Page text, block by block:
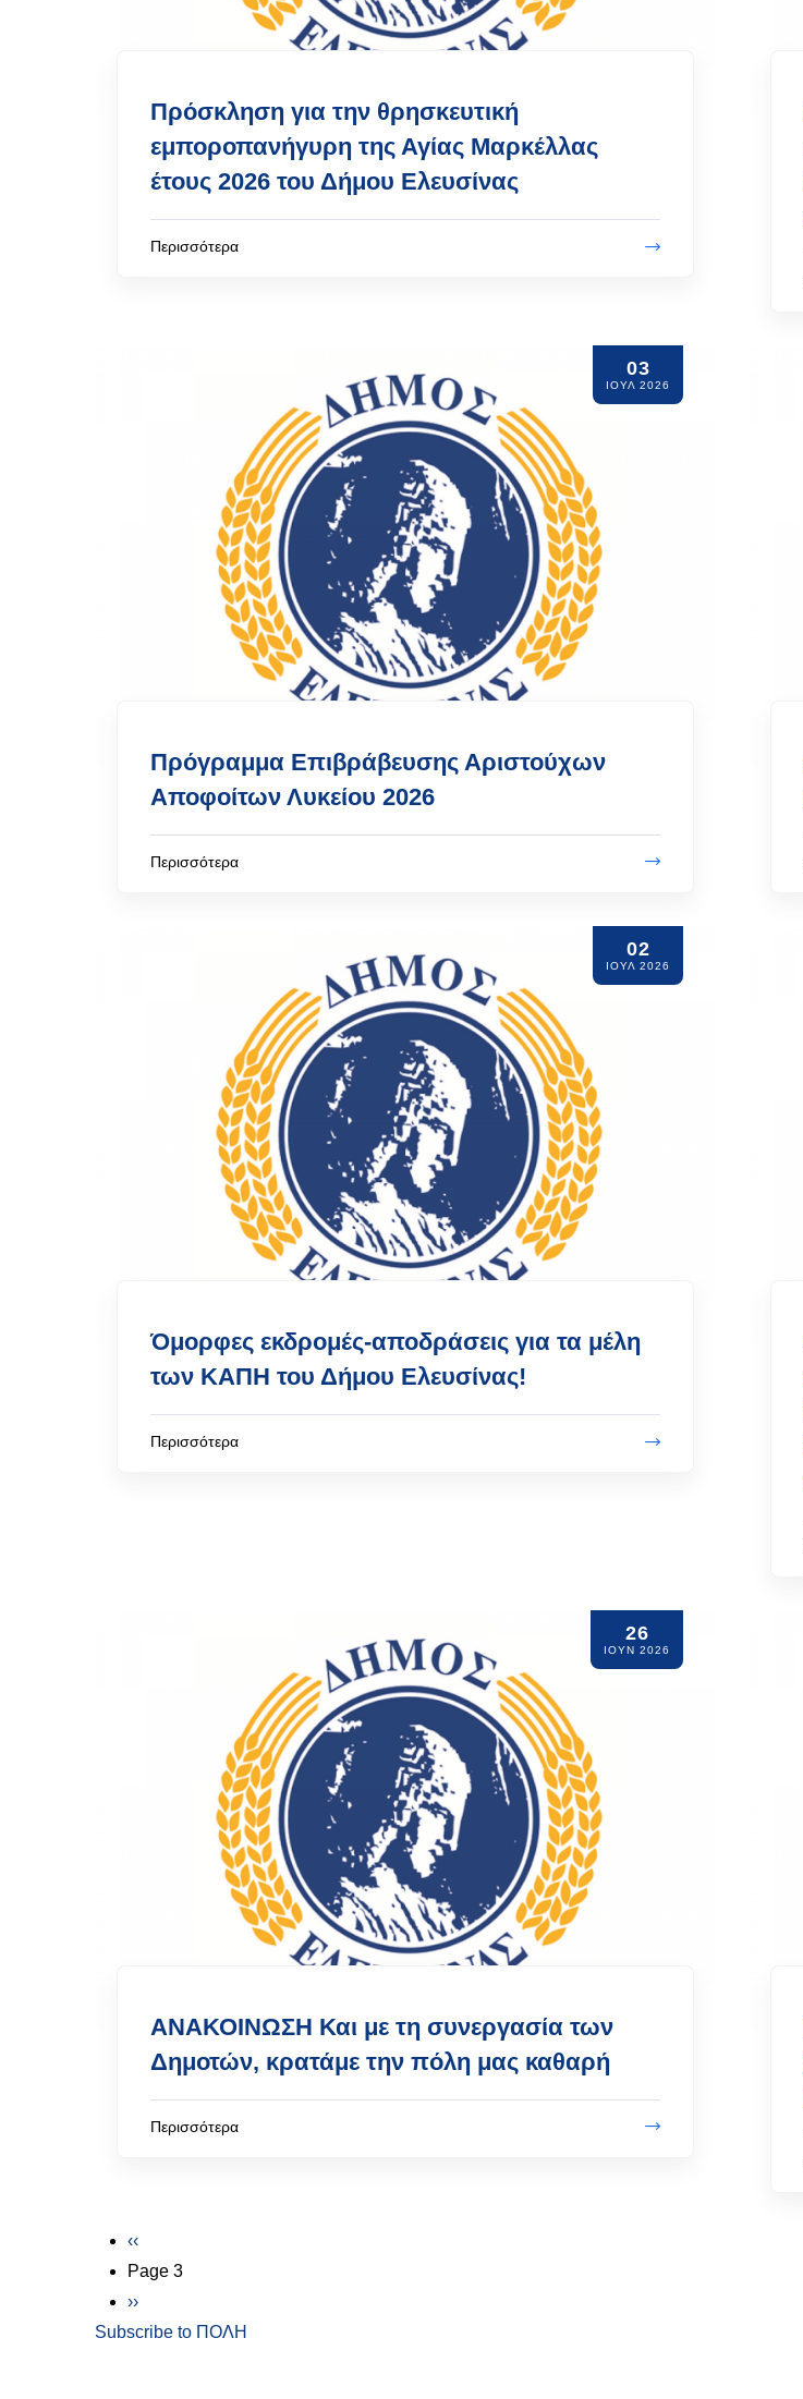
Πρόσκληση για την θρησκευτική
εμποροπανήγυρη της Αγίας Μαρκέλλας
έτους 2026 του Δήμου Ελευσίνας
Περισσότερα
03
ΙΟΥΛ 2026
Πρόγραμμα Επιβράβευσης Αριστούχων
Αποφοίτων Λυκείου 2026
Περισσότερα
02
ΙΟΥΛ 2026
Όμορφες εκδρομές-αποδράσεις για τα μέλη
των ΚΑΠΗ του Δήμου Ελευσίνας!
Περισσότερα
26
ΙΟΥΝ 2026
ΑΝΑΚΟΙΝΩΣΗ Και με τη συνεργασία των
Δημοτών, κρατάμε την πόλη μας καθαρή
Περισσότερα
Σελιδοποίηση
Προηγούμενη σελίδα
‹‹
Page 3
Next page
››
Subscribe to ΠΟΛΗ